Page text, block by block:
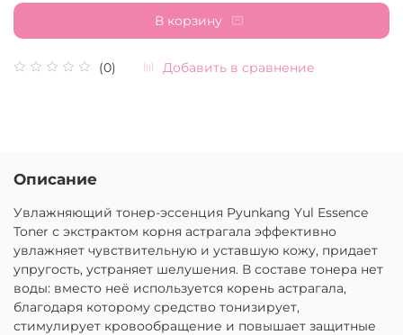
(0) Добавить в сравнение
В корзину
Описание
Увлажняющий тонер-эссенция Pyunkang Yul Essence
Toner с экстрактом корня астрагала эффективно
увлажняет чувствительную и уставшую кожу, придает
упругость, устраняет шелушения. В составе тонера нет
воды: вместо неё используется корень астрагала,
благодаря которому средство тонизирует,
стимулирует кровообращение и повышает защитные